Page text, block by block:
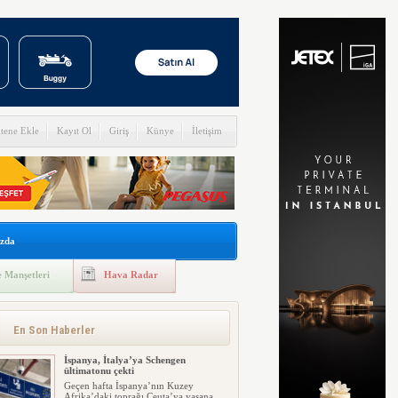
Ekle Kayıt Ol Giriş Künye İletişim
Manşetleri Hava Radar
En Son Haberler
İspanya, İtalya’ya Schengen
ültimatonu çekti
Geçen hafta İspanya’nın Kuzey